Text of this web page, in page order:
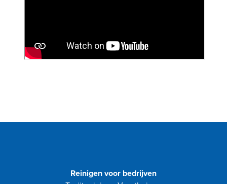
Reinigen voor bedrijven